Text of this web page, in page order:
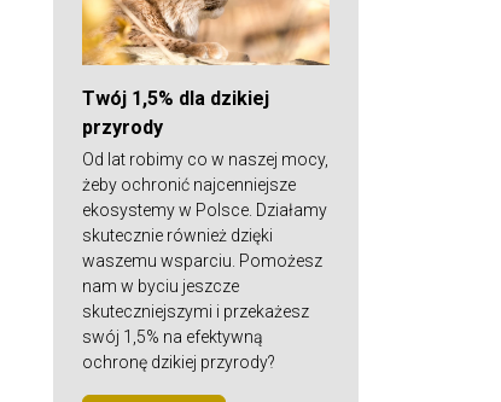
Twój 1,5% dla dzikiej
przyrody
Od lat robimy co w naszej mocy,
żeby ochronić najcenniejsze
ekosystemy w Polsce. Działamy
skutecznie również dzięki
waszemu wsparciu. Pomożesz
nam w byciu jeszcze
skuteczniejszymi i przekażesz
swój 1,5% na efektywną
ochronę dzikiej przyrody?